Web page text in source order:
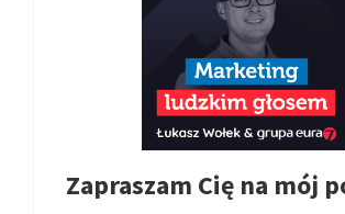
Zapraszam Cię na mój